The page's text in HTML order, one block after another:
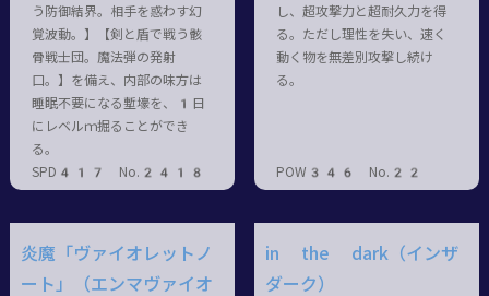
う防御結界。相手を惑わす幻
覚波動。】【剣と盾で戦う骸
骨戦士団。魔法弾の発射
口。】を備え、内部の味方は
睡眠不要になる塹壕を、1日
にレベルｍ掘ることができ
る。
SPD417 No.2418
し、超攻撃力と超耐久力を得
る。ただし理性を失い、速く
動く物を無差別攻撃し続け
る。
POW346 No.22
炎魔「ヴァイオレットノ
ート」（エンマヴァイオ
in the dark（インザ
ダーク）